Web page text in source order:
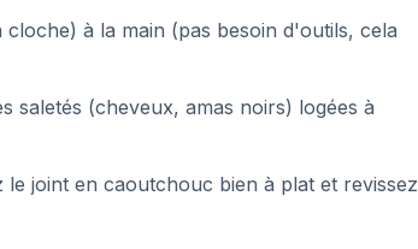
à la main (pas besoin d'outils, cela
saletés (cheveux, amas noirs) logées à
joint en caoutchouc bien à plat et revissez